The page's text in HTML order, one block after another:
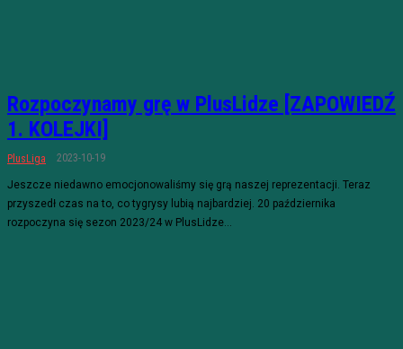
Rozpoczynamy grę w PlusLidze [ZAPOWIEDŹ
1. KOLEJKI]
PlusLiga 2023-10-19
Jeszcze niedawno emocjonowaliśmy się grą naszej reprezentacji. Teraz
przyszedł czas na to, co tygrysy lubią najbardziej. 20 października
rozpoczyna się sezon 2023/24 w PlusLidze...